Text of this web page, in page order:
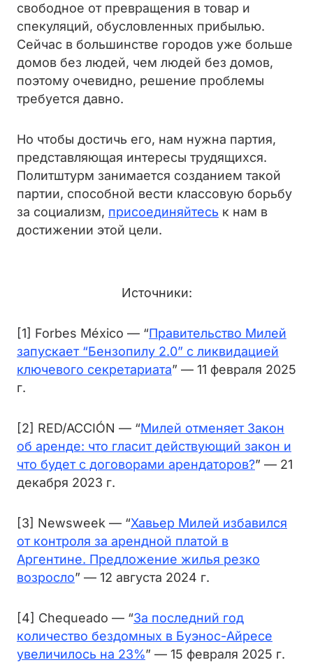
свободное от превращения в товар и
спекуляций, обусловленных прибылью.
Сейчас в большинстве городов уже больше
домов без людей, чем людей без домов,
поэтому очевидно, решение проблемы
требуется давно.
Но чтобы достичь его, нам нужна партия,
представляющая интересы трудящихся.
Политштурм занимается созданием такой
партии, способной вести классовую борьбу
за социализм, присоединяйтесь к нам в
достижении этой цели.
Источники:
[1] Forbes México — “Правительство Милей
запускает “Бензопилу 2.0” с ликвидацией
ключевого секретариата” — 11 февраля 2025
г.
[2] RED/ACCIÓN — “Милей отменяет Закон
об аренде: что гласит действующий закон и
что будет с договорами арендаторов?” — 21
декабря 2023 г.
[3] Newsweek — “Хавьер Милей избавился
от контроля за арендной платой в
Аргентине. Предложение жилья резко
возросло” — 12 августа 2024 г.
[4] Chequeado — “За последний год
количество бездомных в Буэнос-Айресе
увеличилось на 23%” — 15 февраля 2025 г.